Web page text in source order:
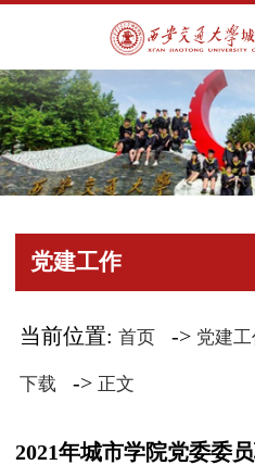
党建工作
当前位置:首页 -> 党建
下载 -> 正文
2021年城市学院党委委